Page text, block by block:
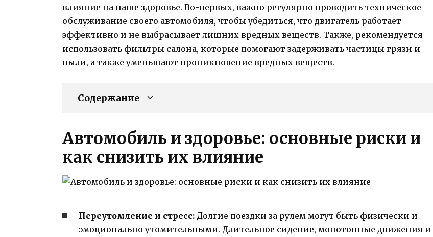
влияние на наше здоровье. Во-первых, важно регулярно проводить техническое
обслуживание своего автомобиля, чтобы убедиться, что двигатель работает
эффективно и не выбрасывает лишних вредных веществ. Также, рекомендуется
использовать фильтры салона, которые помогают задерживать частицы грязи и
пыли, а также уменьшают проникновение вредных веществ.
Содержание
Автомобиль и здоровье: основные риски и
как снизить их влияние
Переутомление и стресс: Долгие поездки за рулем могут быть физически и
эмоционально утомительными. Длительное сидение, монотонные движения и